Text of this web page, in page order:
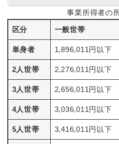
事業所得者の
区分 一般世帯
単身者 1,896,011円以下
2人世帯 2,276,011円以下
3人世帯 2,656,011円以下
4人世帯 3,036,011円以下
5人世帯 3,416,011円以下